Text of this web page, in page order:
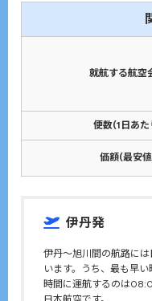
就航する航空
便数(1日あた
価額(最安
伊丹発
伊丹〜旭川間の航路に
います。うち、最も早
時間に運航するのは